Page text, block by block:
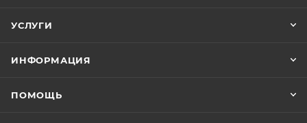
УСЛУГИ
ИНФОРМАЦИЯ
ПОМОЩЬ